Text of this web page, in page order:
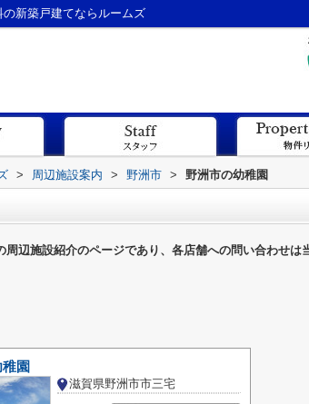
新築戸建てならルームズ
> 周辺施設案内 > 野洲市 > 野洲市の幼稚園
辺施設紹介のページであり、各店舗への問い合わせは
園
滋賀県野洲市市三宅